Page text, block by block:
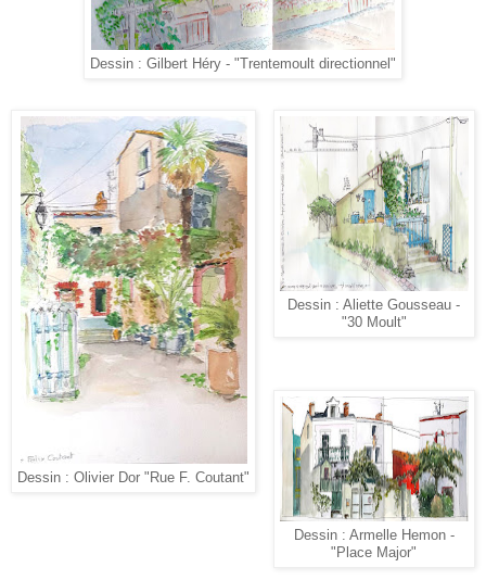
Dessin : Gilbert Héry - "Trentemoult directionnel"
Dessin : Olivier Dor "Rue F. Coutant"
Dessin : Aliette Gousseau -
"30 Moult"
Dessin : Armelle Hemon -
"Place Major"